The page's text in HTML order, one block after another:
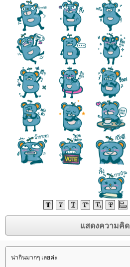
น่ากินมากๆ เลยค่ะ